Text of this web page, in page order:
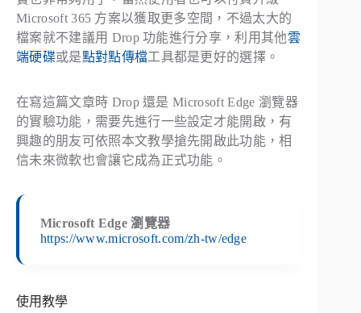
Microsoft 365 方案以獲取更多空間，不過太大的
檔案就不建議用 Drop 功能進行分享，利用其他雲
端硬碟或是點對點傳檔工具都是更好的選擇。
在寫這篇文章時 Drop 還是 Microsoft Edge 瀏覽器
的實驗功能，需要先進行一些設定才能開啟，有
興趣的朋友可依照本文教學搶先開啟此功能，相
信未來微軟也會讓它成為正式功能。
Microsoft Edge 瀏覽器
https://www.microsoft.com/zh-tw/edge
使用教學